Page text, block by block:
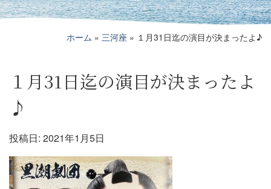
ホーム » 三河座 » １月31日迄の演目が決まったよ♪
１月31日迄の演目が決まったよ
♪
投稿日: 2021年1月5日